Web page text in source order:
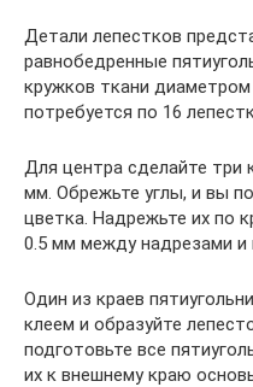
Детали лепестков
равнобедренные
кружков ткани
потребуется по 16
Для центра сделайте три
мм. Обрежьте углы, и вы
цветка. Надрежьте их по
0.5 мм между надрезами и
Один из краев
клеем и образуйте
подготовьте все
их к внешнему краю